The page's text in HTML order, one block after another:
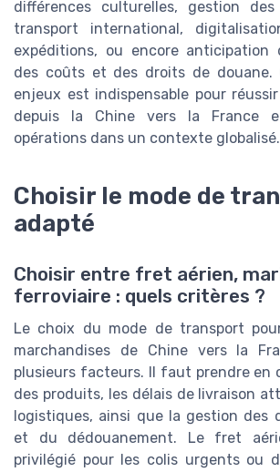
différences culturelles, gestion
transport international,
expéditions, ou encore anticipation
des coûts et des droits de douane.
enjeux est indispensable pour
depuis la Chine vers la France
opérations dans un contexte globalisé.
Choisir le mode de
adapté
Choisir entre fret aérien,
ferroviaire : quels critères ?
Le choix du mode de transport
marchandises de Chine vers la
plusieurs facteurs. Il faut prendre en
des produits, les délais de livraison
logistiques, ainsi que la gestion des
et du dédouanement. Le fret
privilégié pour les colis urgents ou